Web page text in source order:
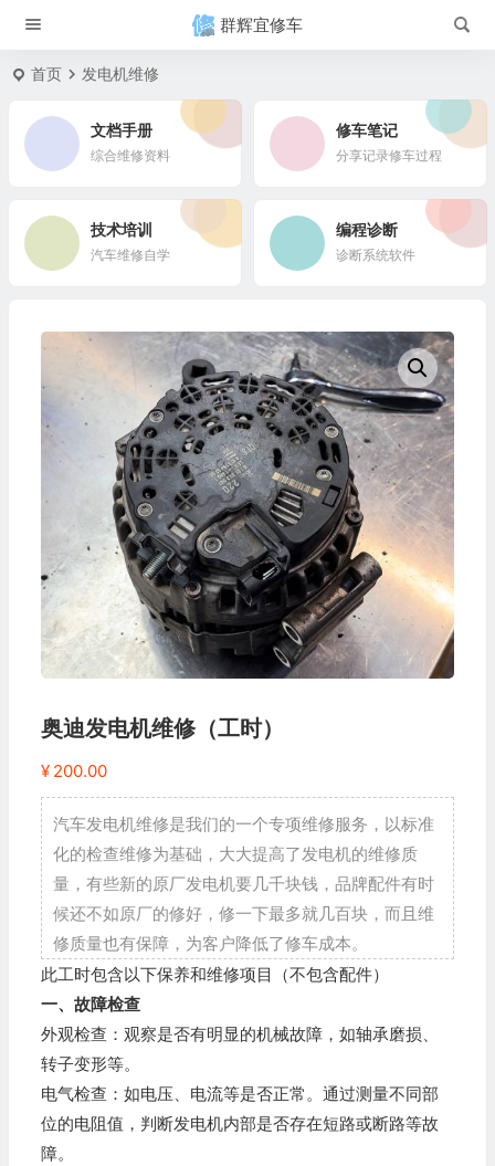
群辉宜修车
首页 发电机维修
文档手册
综合维修资料
修车笔记
分享记录修车过程
技术培训
汽车维修自学
编程诊断
诊断系统软件
奥迪发电机维修（工时）
¥ 200.00
汽车发电机维修是我们的一个专项维修服务，以标准
化的检查维修为基础，大大提高了发电机的维修质
量，有些新的原厂发电机要几千块钱，品牌配件有时
候还不如原厂的修好，修一下最多就几百块，而且维
修质量也有保障，为客户降低了修车成本。
此工时包含以下保养和维修项目（不包含配件）
一、故障检查
外观检查：观察是否有明显的机械故障，如轴承磨损、
转子变形等。
电气检查：如电压、电流等是否正常。通过测量不同部
位的电阻值，判断发电机内部是否存在短路或断路等故
障。